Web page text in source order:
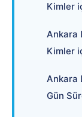
Kimler
Ankara
Kimler
Ankara
Gün